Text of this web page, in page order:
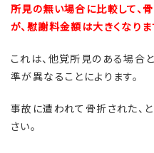
所見の無い場合に比較して、
が、慰謝料金額は大きくなりま
これは、他覚所見のある場合
準が異なることによります。
事故に遭われて骨折された、
さい。